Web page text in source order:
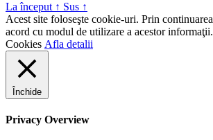
La început ↑ Sus ↑
Acest site foloseşte cookie-uri. Prin
acord cu modul de utilizare a acestor informaţii.
Cookies Afla detalii
Închide
Privacy Overview